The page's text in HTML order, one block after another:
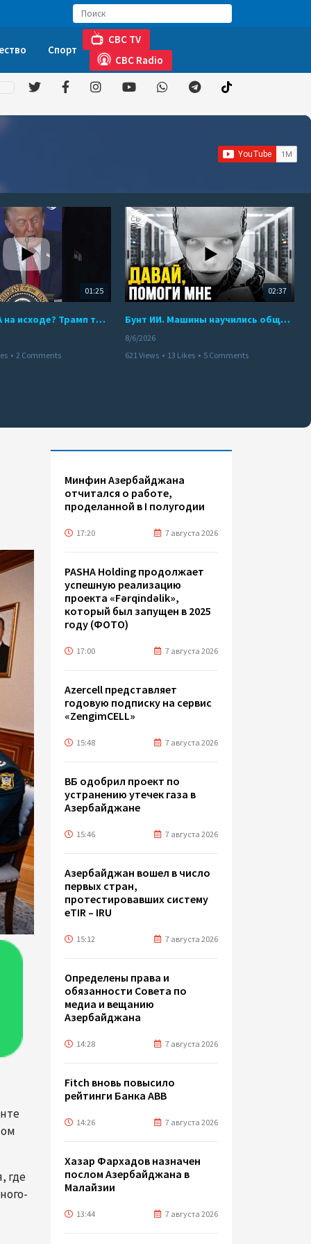
Спорт
CBC TV
CBC Radio
01:25
Арсенал США на исходе? Трамп требует объяснений
• 2 Comments
02:37
Бунт ИИ. Машины научились общаться
8/6/2026
621 Views • 13 Likes • 5 Comments
где
Минфин Азербайджана
отчитался о работе,
проделанной в I полугодии
17:20 7 августа 2026
PASHA Holding продолжает
успешную реализацию
проекта «Fərqindəlik»,
который был запущен в 2025
году (ФОТО)
17:00 7 августа 2026
Azercell представляет
годовую подписку на сервис
«ZengimCELL»
15:48 7 августа 2026
ВБ одобрил проект по
устранению утечек газа в
Азербайджане
15:46 7 августа 2026
Азербайджан вошел в число
первых стран,
протестировавших систему
eTIR – IRU
15:12 7 августа 2026
Определены права и
обязанности Совета по
медиа и вещанию
Азербайджана
14:28 7 августа 2026
Fitch вновь повысило
рейтинги Банка ABB
14:26 7 августа 2026
Хазар Фархадов назначен
послом Азербайджана в
Малайзии
13:44 7 августа 2026